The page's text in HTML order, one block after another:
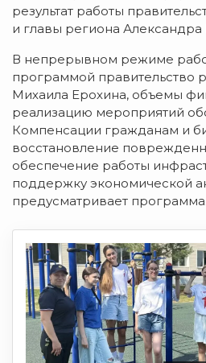
результат работы
и главы региона Александра
В непрерывном режиме
программой правительство
Михаила Ерохина, объемы
реализацию мероприятий
Компенсации гражданам и
восстановление
обеспечение работы
поддержку экономической
предусматривает программа.